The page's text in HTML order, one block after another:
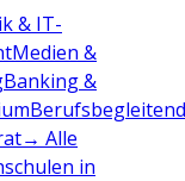
& IT-
Medien &
Banking &
Berufsbegleitend
→ Alle
in